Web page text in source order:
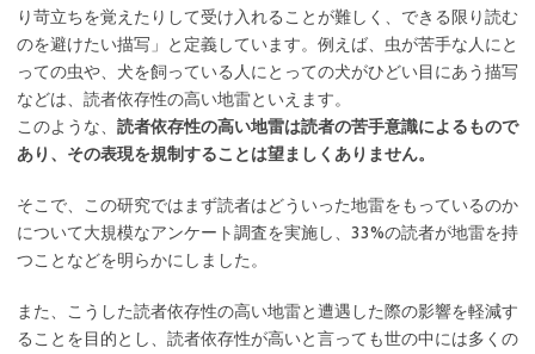
り苛立ちを覚えたりして受け入れることが難しく、できる限り読む
のを避けたい描写」と定義しています。例えば、虫が苦手な人にと
っての虫や、犬を飼っている人にとっての犬がひどい目にあう描写
などは、読者依存性の高い地雷といえます。
このような、 読者依存性の高い地雷は読者の苦手意識によるもので
あり、その表現を規制することは望ましくありません。
そこで、この研究ではまず読者はどういった地雷をもっているのか
について大規模なアンケート調査を実施し、33%の読者が地雷を持
つことなどを明らかにしました。
また、こうした読者依存性の高い地雷と遭遇した際の影響を軽減す
ることを目的とし、読者依存性が高いと言っても世の中には多くの